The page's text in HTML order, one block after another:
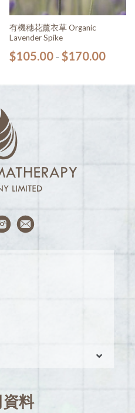
有機穗花薰衣草 Organic
Lavender Spike
$105.00– $170.00
料